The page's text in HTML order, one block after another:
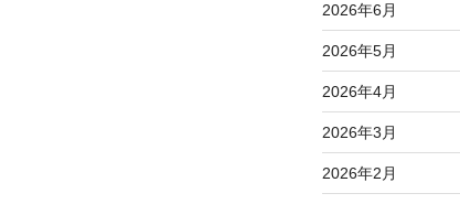
2026年6月
2026年5月
2026年4月
2026年3月
2026年2月